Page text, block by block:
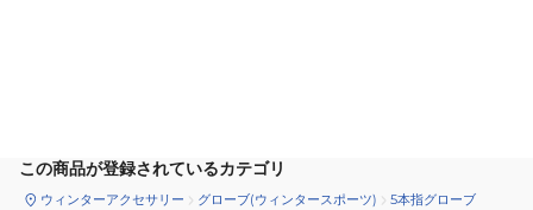
この商品が登録されているカテゴリ
ウィンターアクセサリー グローブ(ウィンタースポーツ) 5本指グローブ